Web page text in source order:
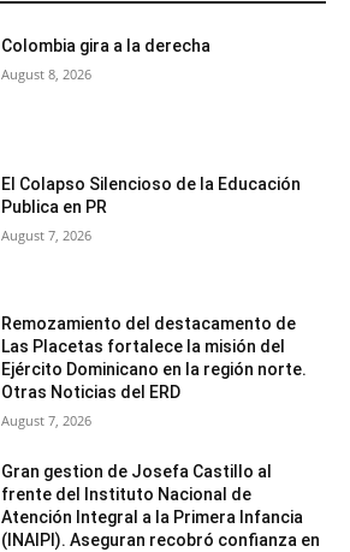
Colombia gira a la derecha
August 8, 2026
El Colapso Silencioso de la Educación
Publica en PR
August 7, 2026
Remozamiento del destacamento de
Las Placetas fortalece la misión del
Ejército Dominicano en la región norte.
Otras Noticias del ERD
August 7, 2026
Gran gestion de Josefa Castillo al
frente del Instituto Nacional de
Atención Integral a la Primera Infancia
(INAIPI). Aseguran recobró confianza en